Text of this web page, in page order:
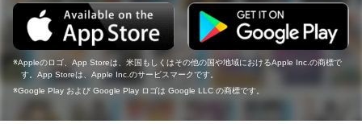
Appleのロゴ、App Storeは、米国もしくはその他の国や地域におけるApple Inc.の商標で
す。App Storeは、Apple Inc.のサービスマークです。
Google Play および Google Play ロゴは Google LLC の商標です。